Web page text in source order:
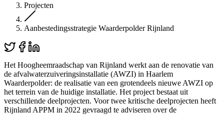
Projecten
Aanbestedingsstrategie Waarderpolder Rijnland
Het Hoogheemraadschap van Rijnland werkt aan de renovatie van
de afvalwaterzuiveringsinstallatie (AWZI) in Haarlem
Waarderpolder: de realisatie van een grotendeels nieuwe AWZI op
het terrein van de huidige installatie. Het project bestaat uit
verschillende deelprojecten. Voor twee kritische deelprojecten heeft
Rijnland APPM in 2022 gevraagd te adviseren over de